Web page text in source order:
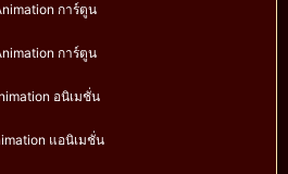
การ์ตูน
การ์ตูน
อนิเมชั่น
แอนิเมชั่น